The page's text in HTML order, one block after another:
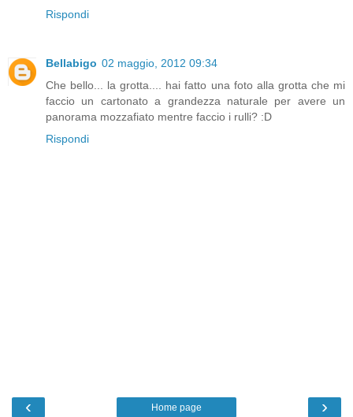
Rispondi
Bellabigo 02 maggio, 2012 09:34
Che bello... la grotta.... hai fatto una foto alla grotta che mi
faccio un cartonato a grandezza naturale per avere un
panorama mozzafiato mentre faccio i rulli? :D
Rispondi
‹ ›
Home page